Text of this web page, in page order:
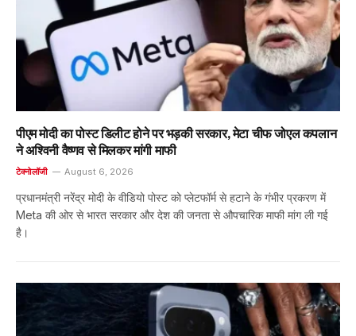
पीएम मोदी का पोस्ट डिलीट होने पर भड़की सरकार, मेटा चीफ जोएल कपलान
ने अश्विनी वैष्णव से मिलकर मांगी माफी
टेक्नोलॉजी August 6, 2026
प्रधानमंत्री नरेंद्र मोदी के वीडियो पोस्ट को प्लेटफॉर्म से हटाने के गंभीर प्रकरण में
Meta की ओर से भारत सरकार और देश की जनता से औपचारिक माफी मांग ली गई
है।